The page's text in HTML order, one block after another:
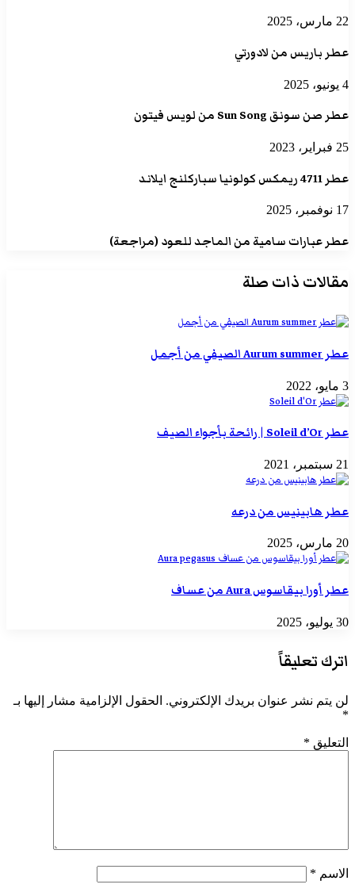
22 مارس، 2025
عطر باريس من لادورتي
4 يونيو، 2025
عطر صن سونق Sun Song من لويس فيتون
25 فبراير، 2023
عطر 4711 ريمكس كولونيا سباركلنج ايلاند
17 نوفمبر، 2025
عطر عبارات سامية من الماجد للعود (مراجعة)
مقالات ذات صلة
عطر Aurum summer الصيفي من أجمل
3 مايو، 2022
عطر Soleil d’Or | رائحة بأجواء الصيف
21 سبتمبر، 2021
عطر هابينيس من درعه
20 مارس، 2025
عطر أورا بيقاسوس Aura من عساف
30 يوليو، 2025
اترك تعليقاً
لن يتم نشر عنوان بريدك الإلكتروني. الحقول الإلزامية مشار إليها بـ
*
التعليق *
الاسم *